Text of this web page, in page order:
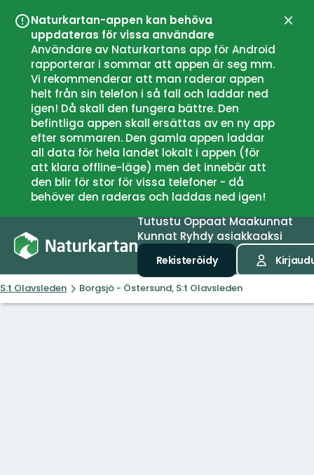
Naturkartan-appen kan behöva
uppdateras för vissa användare
Användare av Naturkartans app för Android
rapporterar i sommar att appen är seg mm.
Vi rekommenderar att man raderar appen
helt från sin telefon i så fall och laddar ned
igen! Då skall den fungera bättre. Den
befintliga appen skall ersättas av en ny app
efter sommaren. Den gamla appen laddar
all data för hela landet lokalt i appen (för
att klara offline-läge) men det innebär att
den blir för stor för vissa telefoner - då
behöver den raderas och laddas ned igen!
Sulje
TutustuOppaatMaakunnat
Kunnat Ryhdy asiakkaaksi
Rekisteröidy
S:t Olavsleden Borgsjö - Östersund, S:t Olavsleden